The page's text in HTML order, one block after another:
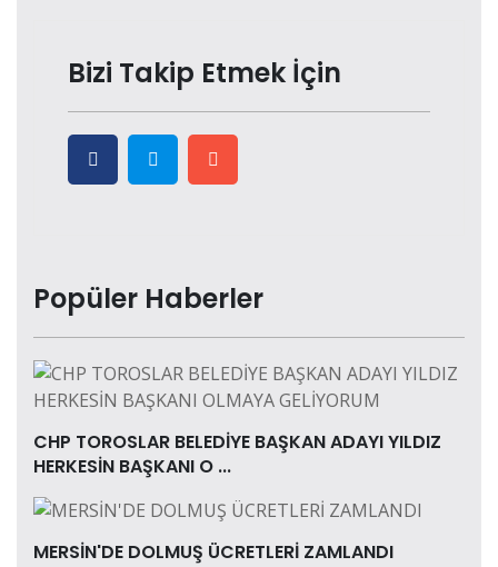
Bizi Takip Etmek İçin
Popüler Haberler
CHP TOROSLAR BELEDİYE BAŞKAN ADAYI YILDIZ
HERKESİN BAŞKANI O ...
MERSİN'DE DOLMUŞ ÜCRETLERİ ZAMLANDI